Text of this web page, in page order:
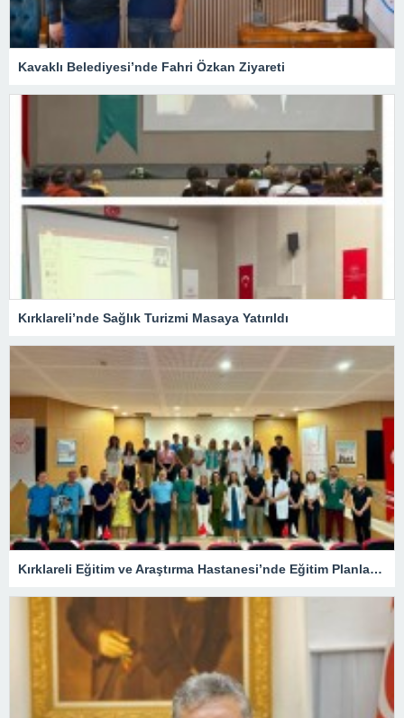
Kavaklı Belediyesi’nde Fahri Özkan Ziyareti
Kırklareli’nde Sağlık Turizmi Masaya Yatırıldı
Kırklareli Eğitim ve Araştırma Hastanesi’nde Eğitim Planlaması Masaya Yatırıldı